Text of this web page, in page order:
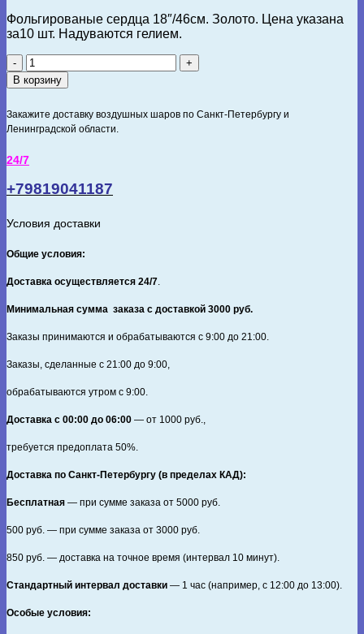
Фольгированые сердца 18″/46см. Золото. Цена указана
за10 шт. Надуваются гелием.
Количество
товара
Фольгированые
18"/46см.
Розовый..
шт.
В корзину
Закажите доставку воздушных шаров по Санкт-Петербургу и
Ленинградской области.
24/7
+79819041187
Условия доставки
Общие условия:
Доставка осуществляется 24/7.
Минимальная сумма заказа с доставкой 3000 руб.
Заказы принимаются и обрабатываются с 9:00 до 21:00.
Заказы, сделанные с 21:00 до 9:00,
обрабатываются утром с 9:00.
Доставка с 00:00 до 06:00 — от 1000 руб.,
требуется предоплата 50%.
Доставка по Санкт‑Петербургу (в пределах КАД):
Бесплатная — при сумме заказа от 5000 руб.
500 руб. — при сумме заказа от 3000 руб.
850 руб. — доставка на точное время (интервал 10 минут).
Стандартный интервал доставки — 1 час (например, с 12:00 до 13:00).
Особые условия: